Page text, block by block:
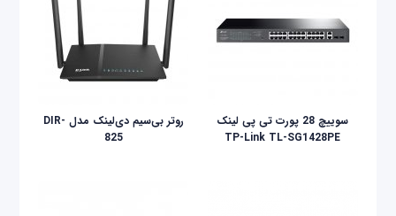
سوییچ 28 پورت تی پی لینک
TP-Link TL-SG1428PE
روتر بی‌سیم دی‌لینک مدل DIR-
825